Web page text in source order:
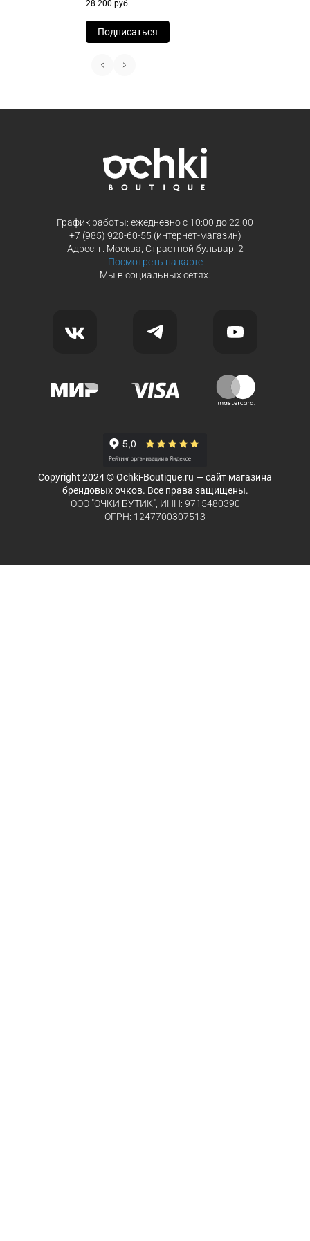
заказа
Выберите способ оплаты «Долями»
Оплатите покупку целиком через
или частями в Сплит.
28 200 руб.
Подписаться
График работы: ежедневно с 10:00 до 22:00
+7 (985) 928-60-55 (интернет-магазин)
Адрес: г. Москва, Страстной бульвар, 2
Посмотреть на карте
Мы в социальных сетях:
Copyright 2024 © Ochki-Boutique.ru — сайт магазина
брендовых очков. Все права защищены.
ООО "ОЧКИ БУТИК", ИНН: 9715480390
ОГРН: 1247700307513